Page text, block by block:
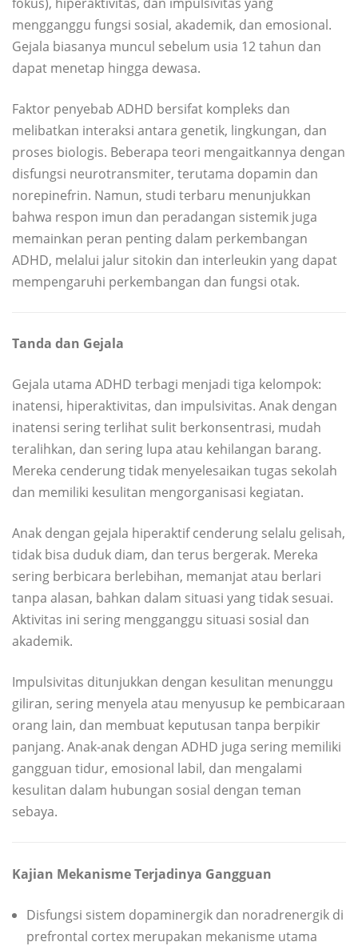
mengganggu fungsi sosial, akademik, dan emosional.
Gejala biasanya muncul sebelum usia 12 tahun dan
dapat menetap hingga dewasa.
Faktor penyebab ADHD bersifat kompleks dan
melibatkan interaksi antara genetik, lingkungan, dan
proses biologis. Beberapa teori mengaitkannya dengan
disfungsi neurotransmiter, terutama dopamin dan
norepinefrin. Namun, studi terbaru menunjukkan
bahwa respon imun dan peradangan sistemik juga
memainkan peran penting dalam perkembangan
ADHD, melalui jalur sitokin dan interleukin yang dapat
mempengaruhi perkembangan dan fungsi otak.
Tanda dan Gejala
Gejala utama ADHD terbagi menjadi tiga kelompok:
inatensi, hiperaktivitas, dan impulsivitas. Anak dengan
inatensi sering terlihat sulit berkonsentrasi, mudah
teralihkan, dan sering lupa atau kehilangan barang.
Mereka cenderung tidak menyelesaikan tugas sekolah
dan memiliki kesulitan mengorganisasi kegiatan.
Anak dengan gejala hiperaktif cenderung selalu gelisah,
tidak bisa duduk diam, dan terus bergerak. Mereka
sering berbicara berlebihan, memanjat atau berlari
tanpa alasan, bahkan dalam situasi yang tidak sesuai.
Aktivitas ini sering mengganggu situasi sosial dan
akademik.
Impulsivitas ditunjukkan dengan kesulitan menunggu
giliran, sering menyela atau menyusup ke pembicaraan
orang lain, dan membuat keputusan tanpa berpikir
panjang. Anak-anak dengan ADHD juga sering memiliki
gangguan tidur, emosional labil, dan mengalami
kesulitan dalam hubungan sosial dengan teman
sebaya.
Kajian Mekanisme Terjadinya Gangguan
Disfungsi sistem dopaminergik dan noradrenergik di
prefrontal cortex merupakan mekanisme utama